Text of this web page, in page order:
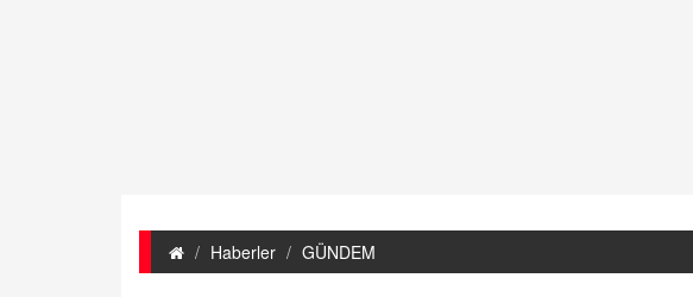
Haberler GÜNDEM